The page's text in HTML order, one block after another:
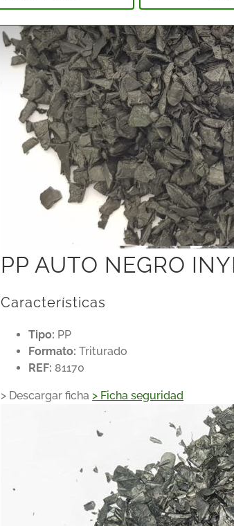
PP AUTO NEGRO
Características
Tipo: PP
Formato: Triturado
REF: 81170
> Descargar ficha > Ficha seguridad